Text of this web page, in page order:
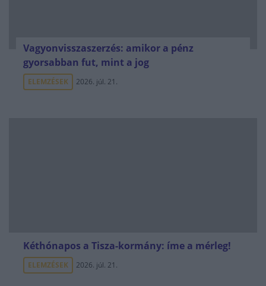
Vagyonvisszaszerzés: amikor a pénz
gyorsabban fut, mint a jog
ELEMZÉSEK 2026. júl. 21.
Kéthónapos a Tisza-kormány: íme a mérleg!
ELEMZÉSEK 2026. júl. 21.